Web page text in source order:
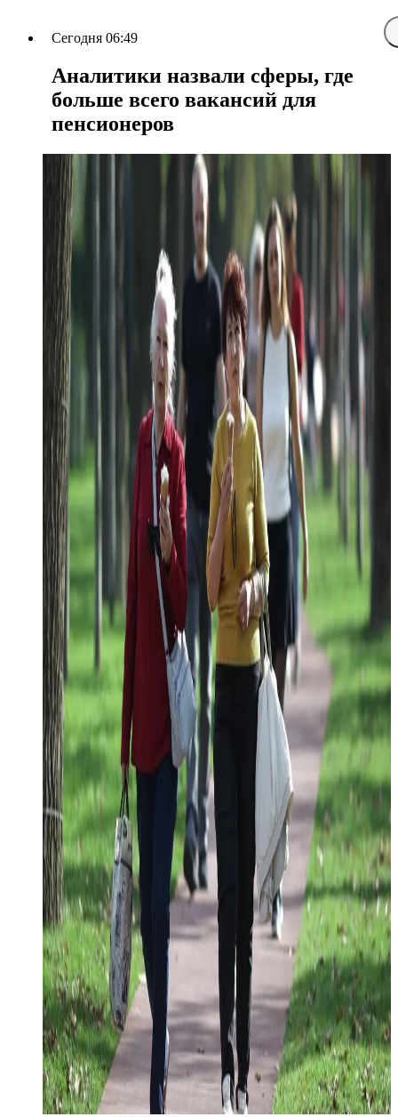
Сегодня 06:49
Аналитики назвали сферы, где
больше всего вакансий для
пенсионеров